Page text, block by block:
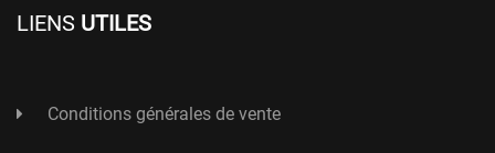
LIENS UTILES
Conditions générales de vente